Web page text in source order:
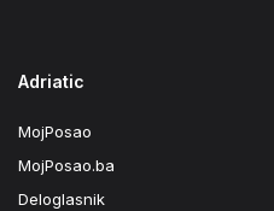
Adriatic
MojPosao
MojPosao.ba
Deloglasnik